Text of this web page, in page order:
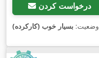
درخواست کردن
وضعیت: بسیار خوب (کارکرده)